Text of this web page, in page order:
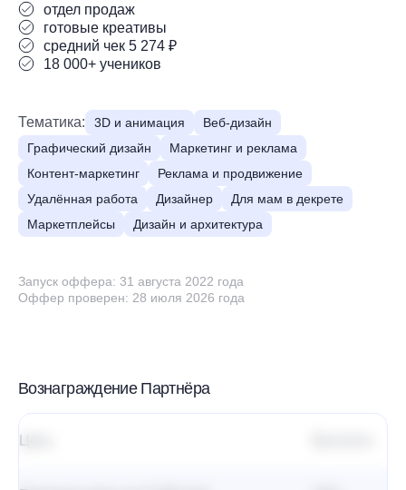
отдел продаж
готовые креативы
средний чек 5 274 ₽
18 000+ учеников
Тематика: 3D и анимация
Веб-дизайн
Графический дизайн
Маркетинг и реклама
Контент-маркетинг
Реклама и продвижение
Удалённая работа
Дизайнер
Для мам в декрете
Маркетплейсы
Дизайн и архитектура
Запуск оффера: 31 августа 2022 года
Оффер проверен: 28 июля 2026 года
Вознаграждение Партнёра